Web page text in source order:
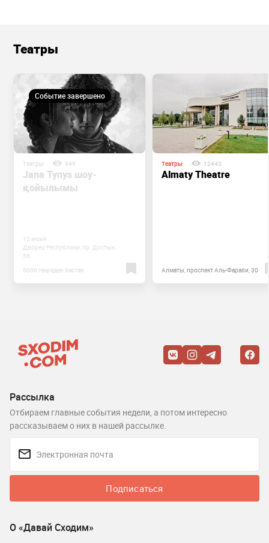
Театры
Событие завершено
Театры 949
Jana Tynys шоу-
қойылымы
12 июня
Дворец Республики, пр. Достык,
56
5000 теңгеден бастап
Театры 12443
Almaty Theatre
Алматы, проспект Аль-Фараби, 30
Рассылка
Отбираем главные события недели, а потом интересно
рассказываем о них в нашей рассылке.
Подписаться
О «Давай Сходим»